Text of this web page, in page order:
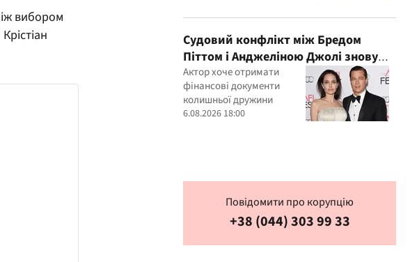
вибором
Судовий конфлікт між Бредом
Піттом і Анджеліною Джолі знову
загострився
Актор хоче отримати
фінансові документи
колишньої дружини
6.08.2026 18:00
Повідомити про корупцію
+38 (044) 303 99 33